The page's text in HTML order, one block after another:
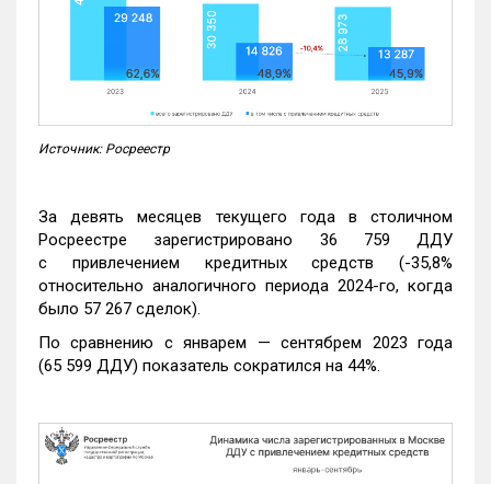
Источник: Росреестр
За девять месяцев текущего года в столичном
Росреестре зарегистрировано 36 759 ДДУ
с привлечением кредитных средств (-35,8%
относительно аналогичного периода 2024-го, когда
было 57 267 сделок).
По сравнению с январем — сентябрем 2023 года
(65 599 ДДУ) показатель сократился на 44%.